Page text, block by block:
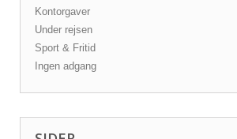
Kontorgaver
Under rejsen
Sport & Fritid
Ingen adgang